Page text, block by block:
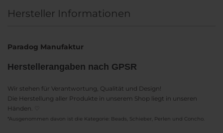
Hersteller Informationen
Paradog Manufaktur
Herstellerangaben nach GPSR
Wir stehen für Verantwortung, Qualität und Design!
Die Herstellung aller Produkte in unserem Shop liegt in unseren
Händen. ♡
*Ausgenommen davon ist die Kategorie: Beads, Schieber, Perlen und Concho.